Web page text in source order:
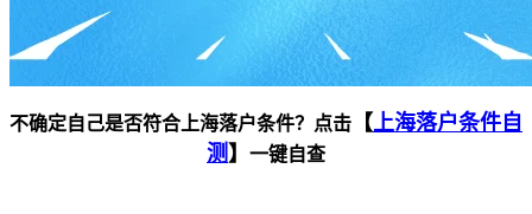
不确定自己是否符合上海落户条件？点击 【 上海落户条件自
测 】 一键自查